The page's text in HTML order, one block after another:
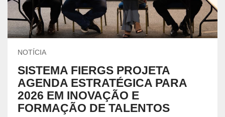
NOTÍCIA
SISTEMA FIERGS PROJETA
AGENDA ESTRATÉGICA PARA
2026 EM INOVAÇÃO E
FORMAÇÃO DE TALENTOS